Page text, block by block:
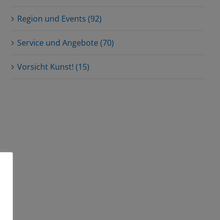
Region und Events (92)
Service und Angebote (70)
Vorsicht Kunst! (15)